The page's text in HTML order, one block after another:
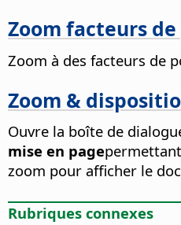
Zoom facteurs
Zoom à des facteurs de
Zoom &
Ouvre la boîte de
mise en page
zoom pour afficher le
Rubriques connexes